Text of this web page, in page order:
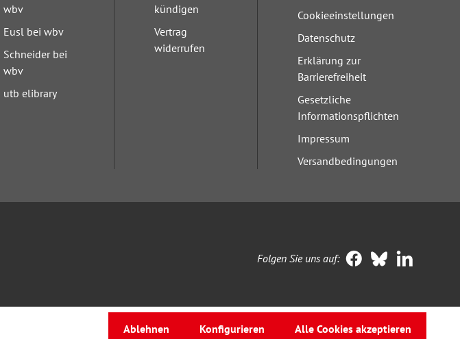
wbv
Eusl bei wbv
Schneider bei
wbv
utb elibrary
kündigen
Vertrag
widerrufen
Cookieeinstellungen
Datenschutz
Erklärung zur
Barrierefreiheit
Gesetzliche
Informationspflichten
Impressum
Versandbedingungen
Folgen Sie uns auf:
Ablehnen Konfigurieren Alle Cookies akzeptieren